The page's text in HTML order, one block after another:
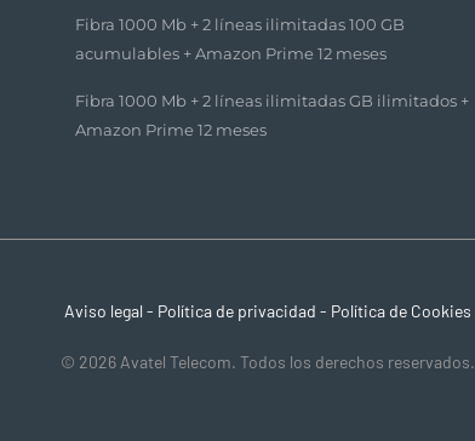
Fibra 1000 Mb + 2 líneas ilimitadas 100 GB
acumulables + Amazon Prime 12 meses​
Fibra 1000 Mb + 2 líneas ilimitadas GB ilimitados +
Amazon Prime 12 meses​
Aviso legal - Política de privacidad - Política de Cookies
© 2026 Avatel Telecom. Todos los derechos reservados.